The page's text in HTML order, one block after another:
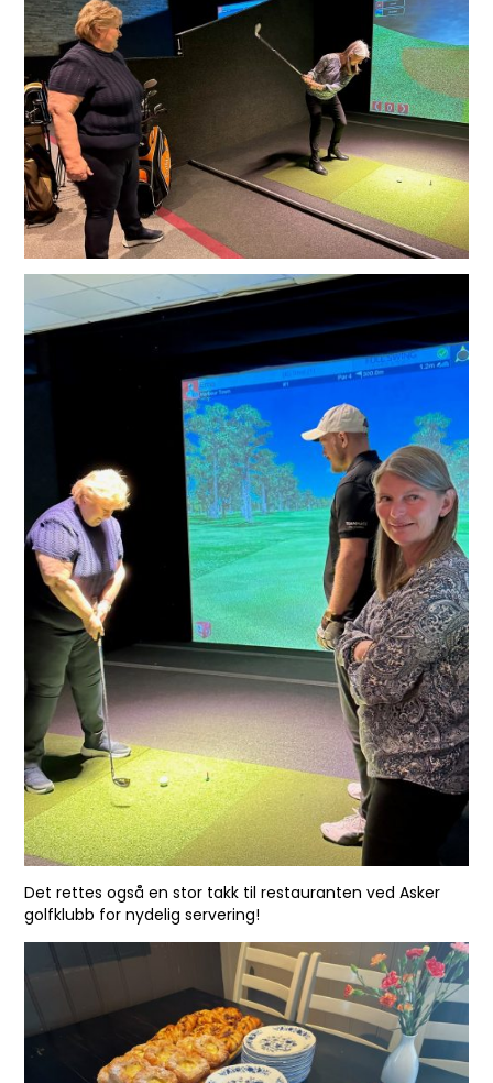
Det rettes også en stor takk til restauranten ved Asker
golfklubb for nydelig servering!